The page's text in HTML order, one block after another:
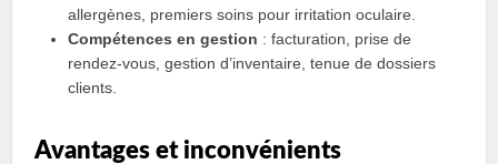
allergènes, premiers soins pour irritation oculaire.
Compétences en gestion : facturation, prise de
rendez-vous, gestion d’inventaire, tenue de dossiers
clients.
Avantages et inconvénients